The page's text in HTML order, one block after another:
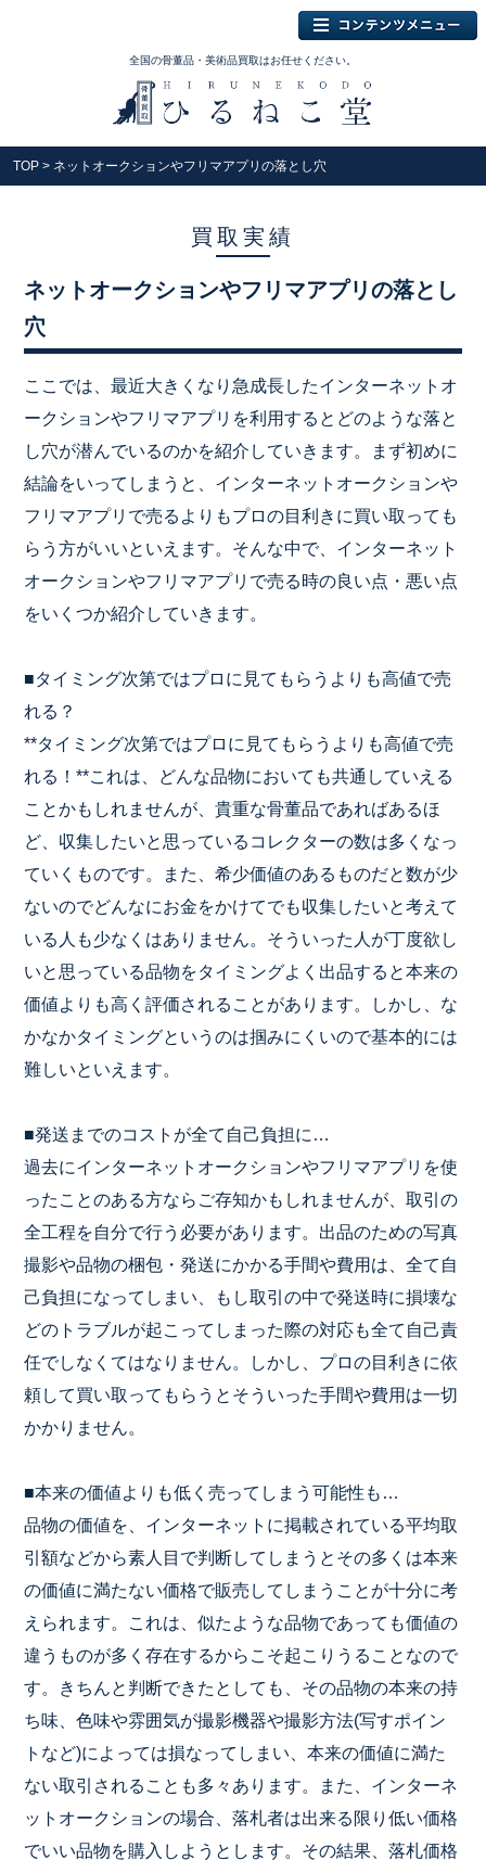
全国の骨董品・美術品買取はお任せください。
TOP > ネットオークションやフリマアプリの落とし穴
買取実績
ネットオークションやフリマアプリの落とし
穴
ここでは、最近大きくなり急成長したインターネットオ
ークションやフリマアプリを利用するとどのような落と
し穴が潜んでいるのかを紹介していきます。まず初めに
結論をいってしまうと、インターネットオークションや
フリマアプリで売るよりもプロの目利きに買い取っても
らう方がいいといえます。そんな中で、インターネット
オークションやフリマアプリで売る時の良い点・悪い点
をいくつか紹介していきます。
■タイミング次第ではプロに見てもらうよりも高値で売
れる？
**タイミング次第ではプロに見てもらうよりも高値で売
れる！**これは、どんな品物においても共通していえる
ことかもしれませんが、貴重な骨董品であればあるほ
ど、収集したいと思っているコ レクターの数は多くなっ
ていくものです。また、希少価値のあるものだと数が少
ないのでどんなにお金をかけてでも収集したいと考えて
いる人も少なくはありません。そういった人が丁度欲し
いと思っている品物をタイミングよく出品すると本来の
価値よりも高く評価されることがあります。しかし、な
かなかタイミングというのは掴みにくいので基本的には
難しいといえます。
■発送までのコストが全て自己負担に…
過去にインターネットオークションやフリマアプリを使
ったことのある方ならご存知かもしれませんが、取引の
全工程を自分で行う必要があります。出品のための写真
撮影や品物の梱包・発送にかかる手間や費用は、全て自
己負担になってしまい、もし取 引の中で発送時に損壊な
どのトラブルが起こってしまった際の対応も全て自己責
任でしなくてはなりません。しかし、プロの目利きに依
頼して買い取ってもらうとそういった手間や費用は一切
かかりません。
■本来の価値よりも低く売ってしまう可能性も…
品物の価値を、インターネットに掲載されている平均取
引額などから素人目で判断してしまうとその多くは本来
の価値に満たない価格で販売してしまうことが十分に考
えられます。これは、似たような品物であっても価値の
違うものが多く存在するからこそ起こりうる ことなので
す。きちんと判断できたとしても、その品物の本来の持
ち味、色味や雰囲気が撮影機器や撮影方法(写すポイン
トなど)によっては損なってしまい、本来の価値に満た
ない取引されること も多々あります。また、インターネ
ットオークションの場合、落札者は出来る限り低い価格
でいい品物を購入しようとします。その結果、落札価格